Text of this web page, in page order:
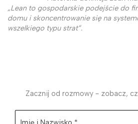
„Lean to gospodarskie podejście do
domu i skoncentrowanie się na
wszelkiego typu strat”.
Zacznij od rozmowy - zobacz,